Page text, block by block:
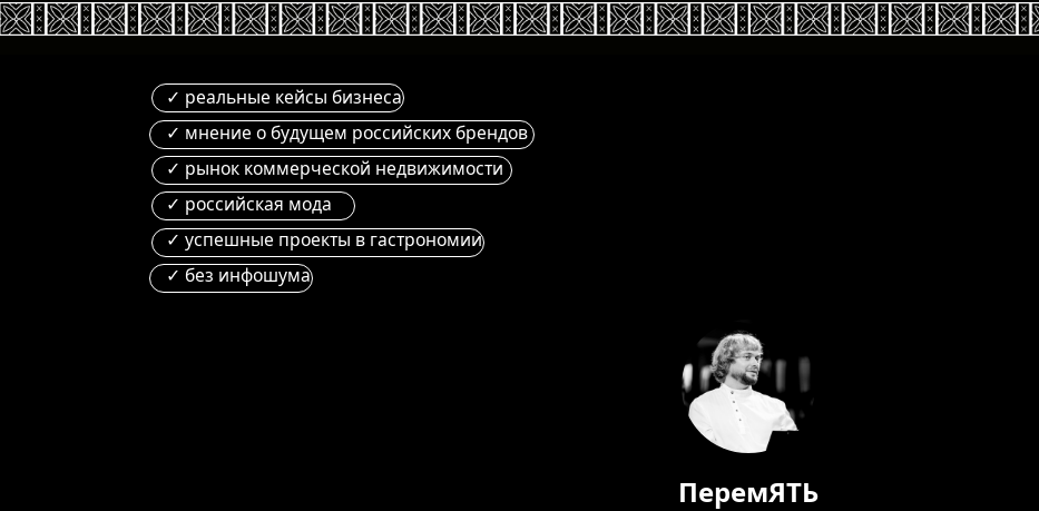
✓ реальные кейсы бизнеса
✓ мнение о будущем российских брендов
✓ рынок коммерческой недвижимости
✓ российская мода
✓ успешные проекты в гастрономии
✓ без инфошума
ПеремЯТЬ